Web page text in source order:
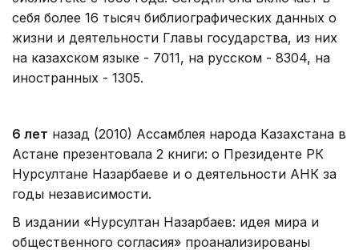
себя более 16 тысяч библиографических данных о
жизни и деятельности Главы государства, из них
на казахском языке - 7011, на русском - 8304, на
иностранных - 1305.
6 лет назад (2010) Ассамблея народа Казахстана в
Астане презентовала 2 книги: о Президенте РК
Нурсултане Назарбаеве и о деятельности АНК за
годы независимости.
В издании «Нурсултан Назарбаев: идея мира и
общественного согласия» проанализированы